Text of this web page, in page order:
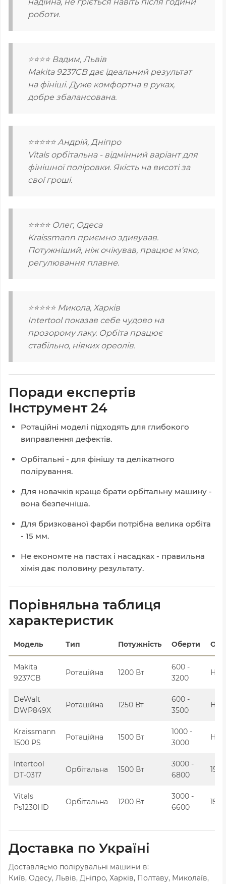
роботи.
⭐⭐⭐⭐ Вадим, Львів
Makita 9237CB дає ідеальний результат
на фініші. Дуже комфортна в руках,
добре збалансована.
⭐⭐⭐⭐⭐ Андрій, Дніпро
Vitals орбітальна - відмінний варіант для
фінішної поліровки. Якість на висоті за
свої гроші.
⭐⭐⭐⭐ Олег, Одеса
Kraissmann приємно здивував.
Потужніший, ніж очікував, працює м'яко,
регулювання плавне.
⭐⭐⭐⭐⭐ Микола, Харків
Intertool показав себе чудово на
прозорому лаку. Орбіта працює
стабільно, ніяких ореолів.
Поради експертів
Інструмент 24
Ротаційні моделі підходять для глибокого
виправлення дефектів.
Орбітальні - для фінішу та делікатного
полірування.
Для новачків краще брати орбітальну машину -
вона безпечніша.
Для бризкованої фарби потрібна велика орбіта
- 15 мм.
Не економте на пастах і насадках - правильна
хімія дає половину результату.
Порівняльна таблиця
характеристик
Модель Тип Потужність Оберти
Makita
9237CB
Ротаційна 1200 Вт
600 -
3200
DeWalt
DWP849X
Ротаційна 1250 Вт
600 -
3500
Kraissmann
1500 PS
Ротаційна 1500 Вт
1000 -
3000
Intertool
DT-0317
Орбітальна 1500 Вт
3000 -
6800
15
Vitals
Ps1230HD
Орбітальна 1200 Вт
3000 -
6600
15
Доставка по Україні
Доставляємо полірувальні машини в:
Київ, Одесу, Львів, Дніпро, Харків, Полтаву, Миколаїв,